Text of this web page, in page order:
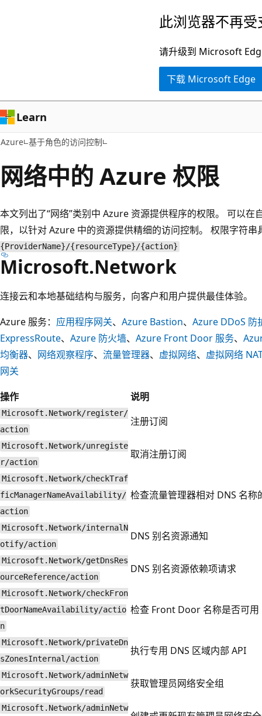
容
此浏览器不再
请升级到 Microsoft
下载 Microsoft Edge
Learn
Azure 基于角色的访问控制
网络中的 Azure 权限
本文列出了“网络”类别中 Azure 资源提供程序的权限。 可以在
限，以针对 Azure 中的资源提供精细的访问控制。 权限字符串
{ProviderName}/{resourceType}/{action}
Microsoft.Network
连接云和本地基础结构与服务，向客户和用户提供最佳体验。
Azure 服务： 应用程序网关、 Azure Bastion、 Azure DDoS 防
ExpressRoute、 Azure 防火墙、 Azure Front Door 服务、
均衡器、 网络观察程序、 流量管理器、 虚拟网络、 虚拟网络
网关
操作
说明
Microsoft.Network/register/
action
注册订阅
Microsoft.Network/unregiste
r/action
取消注册订阅
Microsoft.Network/checkTraf
ficManagerNameAvailability/
action
检查流量管理器相对 DNS 名称
Microsoft.Network/internalN
otify/action
DNS 别名资源通知
Microsoft.Network/getDnsRes
ourceReference/action
DNS 别名资源依赖项请求
Microsoft.Network/checkFron
tDoorNameAvailability/actio
n
检查 Front Door 名称是否可用
Microsoft.Network/privateDn
sZonesInternal/action
执行专用 DNS 区域内部 API
Microsoft.Network/adminNetw
orkSecurityGroups/read
获取管理员网络安全组
Microsoft.Network/adminNetw